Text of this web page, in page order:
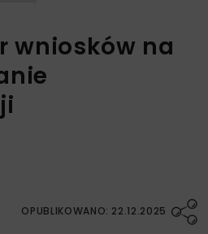
wniosków na
OPUBLIKOWANO: 22.12.2025